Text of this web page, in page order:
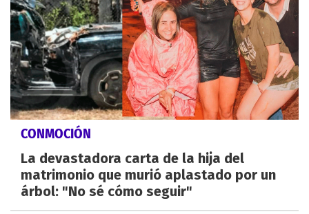
CONMOCIÓN
La devastadora carta de la hija del
matrimonio que murió aplastado por un
árbol: "No sé cómo seguir"